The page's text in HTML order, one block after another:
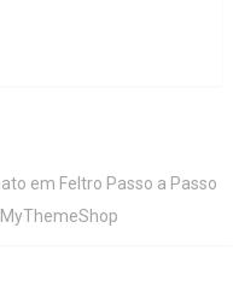
em Feltro Passo a Passo
MyThemeShop